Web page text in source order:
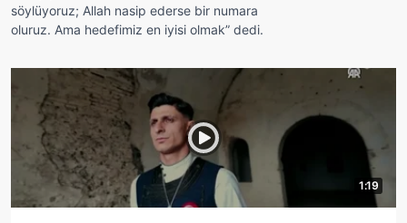
söylüyoruz; Allah nasip ederse bir numara
oluruz. Ama hedefimiz en iyisi olmak” dedi.
1:19